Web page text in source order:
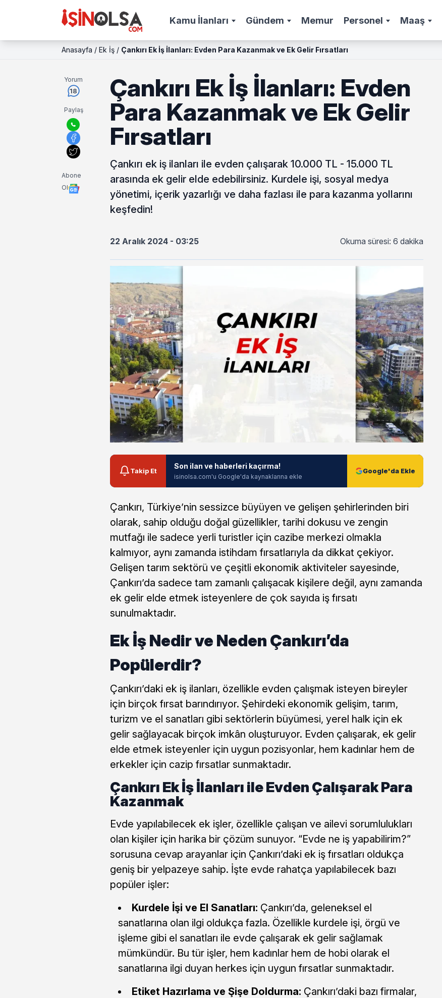
Kamu İlanları Gündem Memur Personel Maaş
Anasayfa / Ek İş / Çankırı Ek İş İlanları: Evden Para Kazanmak ve Ek Gelir Fırsatları
Yorum
18
Paylaş
Abone
Ol
Çankırı Ek İş İlanları: Evden
Para Kazanmak ve Ek Gelir
Fırsatları
Çankırı ek iş ilanları ile evden çalışarak 10.000 TL - 15.000 TL
arasında ek gelir elde edebilirsiniz. Kurdele işi, sosyal medya
yönetimi, içerik yazarlığı ve daha fazlası ile para kazanma yollarını
keşfedin!
22 Aralık 2024 - 03:25 Okuma süresi: 6 dakika
Takip Et
Son ilan ve haberleri kaçırma!
isinolsa.com'u Google'da kaynaklarına ekle
Google'da Ekle
Çankırı, Türkiye’nin sessizce büyüyen ve gelişen şehirlerinden biri
olarak, sahip olduğu doğal güzellikler, tarihi dokusu ve zengin
mutfağı ile sadece yerli turistler için cazibe merkezi olmakla
kalmıyor, aynı zamanda istihdam fırsatlarıyla da dikkat çekiyor.
Gelişen tarım sektörü ve çeşitli ekonomik aktiviteler sayesinde,
Çankırı’da sadece tam zamanlı çalışacak kişilere değil, aynı zamanda
ek gelir elde etmek isteyenlere de çok sayıda iş fırsatı
sunulmaktadır.
Ek İş Nedir ve Neden Çankırı’da
Popülerdir?
Çankırı’daki ek iş ilanları, özellikle evden çalışmak isteyen bireyler
için birçok fırsat barındırıyor. Şehirdeki ekonomik gelişim, tarım,
turizm ve el sanatları gibi sektörlerin büyümesi, yerel halk için ek
gelir sağlayacak birçok imkân oluşturuyor. Evden çalışarak, ek gelir
elde etmek isteyenler için uygun pozisyonlar, hem kadınlar hem de
erkekler için cazip fırsatlar sunmaktadır.
Çankırı Ek İş İlanları ile Evden Çalışarak Para
Kazanmak
Evde yapılabilecek ek işler, özellikle çalışan ve ailevi sorumlulukları
olan kişiler için harika bir çözüm sunuyor. “Evde ne iş yapabilirim?”
sorusuna cevap arayanlar için Çankırı’daki ek iş fırsatları oldukça
geniş bir yelpazeye sahip. İşte evde rahatça yapılabilecek bazı
popüler işler:
Kurdele İşi ve El Sanatları: Çankırı’da, geleneksel el
sanatlarına olan ilgi oldukça fazla. Özellikle kurdele işi, örgü ve
işleme gibi el sanatları ile evde çalışarak ek gelir sağlamak
mümkündür. Bu tür işler, hem kadınlar hem de hobi olarak el
sanatlarına ilgi duyan herkes için uygun fırsatlar sunmaktadır.
Etiket Hazırlama ve Şişe Doldurma: Çankırı’daki bazı firmalar,